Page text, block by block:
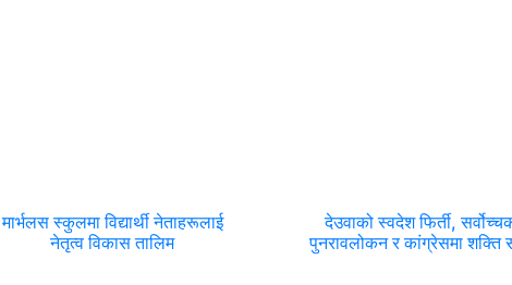
मार्भलस स्कुलमा विद्यार्थी नेताहरूलाई
नेतृत्व विकास तालिम
देउवाको स्वदेश फिर्ती,
पुनरावलोकन र कांग्रेसमा शक्ति